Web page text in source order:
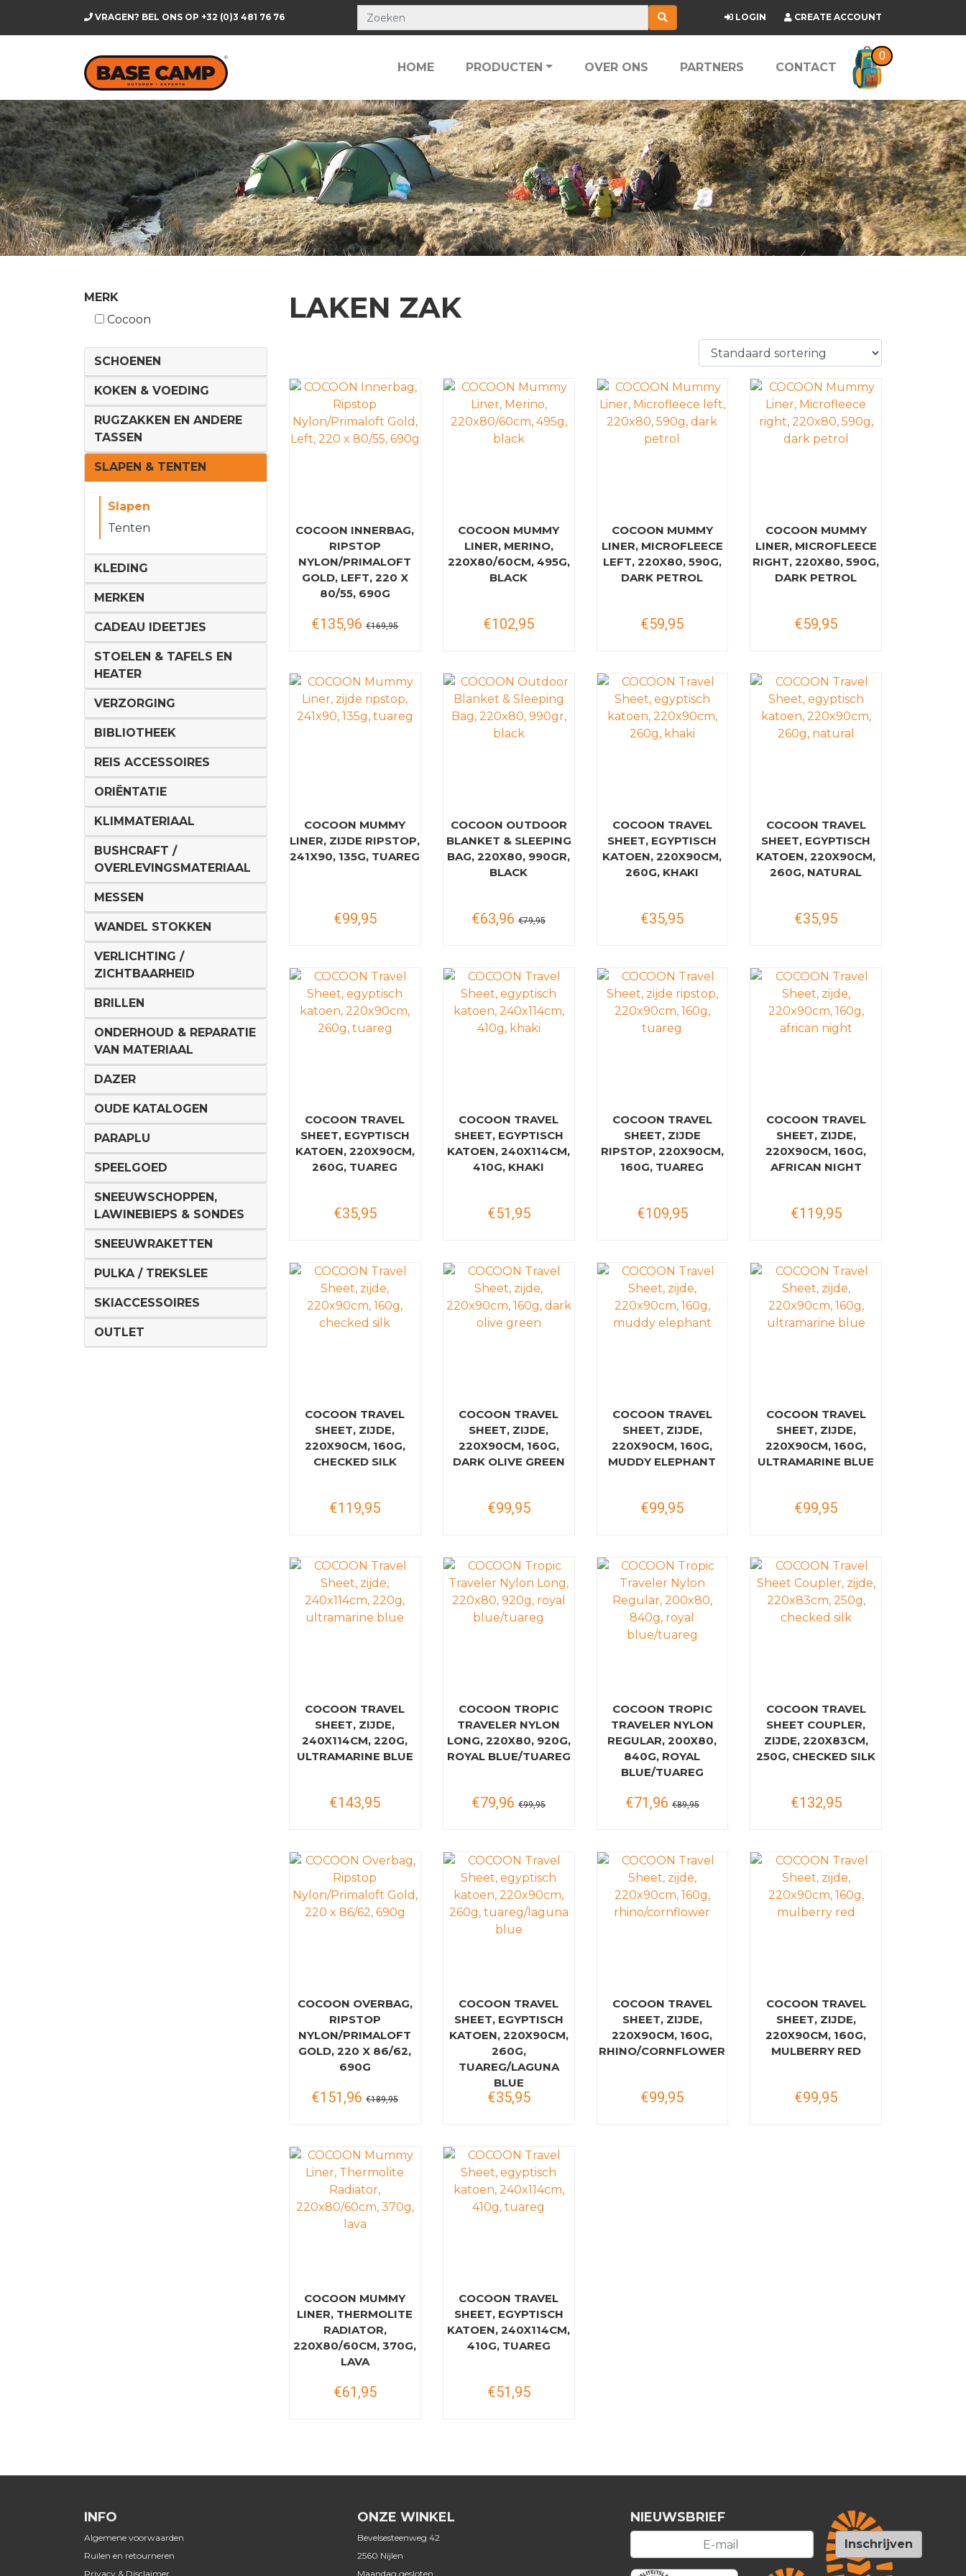
VRAGEN? BEL ONS OP +32 (0)3 481 76 76 LOGIN CREATE ACCOUNT
HOME PRODUCTEN OVER ONS PARTNERS CONTACT
0
MERK
Cocoon
SCHOENEN
KOKEN & VOEDING
RUGZAKKEN EN ANDERE
TASSEN
SLAPEN & TENTEN
Slapen
Tenten
KLEDING
MERKEN
CADEAU IDEETJES
STOELEN & TAFELS EN
HEATER
VERZORGING
BIBLIOTHEEK
REIS ACCESSOIRES
ORIËNTATIE
KLIMMATERIAAL
BUSHCRAFT /
OVERLEVINGSMATERIAAL
MESSEN
WANDEL STOKKEN
VERLICHTING /
ZICHTBAARHEID
BRILLEN
ONDERHOUD & REPARATIE
VAN MATERIAAL
DAZER
OUDE KATALOGEN
PARAPLU
SPEELGOED
SNEEUWSCHOPPEN,
LAWINEBIEPS & SONDES
SNEEUWRAKETTEN
PULKA / TREKSLEE
SKIACCESSOIRES
OUTLET
LAKEN ZAK
COCOON INNERBAG,
RIPSTOP
NYLON/PRIMALOFT
GOLD, LEFT, 220 X
80/55, 690G
€135,96 €169,95
COCOON MUMMY
LINER, MERINO,
220X80/60CM, 495G,
BLACK
€102,95
COCOON MUMMY
LINER, MICROFLEECE
LEFT, 220X80, 590G,
DARK PETROL
€59,95
COCOON MUMMY
LINER, MICROFLEECE
RIGHT, 220X80, 590G,
DARK PETROL
€59,95
COCOON MUMMY
LINER, ZIJDE RIPSTOP,
241X90, 135G, TUAREG
€99,95
COCOON OUTDOOR
BLANKET & SLEEPING
BAG, 220X80, 990GR,
BLACK
€63,96 €79,95
COCOON TRAVEL
SHEET, EGYPTISCH
KATOEN, 220X90CM,
260G, KHAKI
€35,95
COCOON TRAVEL
SHEET, EGYPTISCH
KATOEN, 220X90CM,
260G, NATURAL
€35,95
COCOON TRAVEL
SHEET, EGYPTISCH
KATOEN, 220X90CM,
260G, TUAREG
€35,95
COCOON TRAVEL
SHEET, EGYPTISCH
KATOEN, 240X114CM,
410G, KHAKI
€51,95
COCOON TRAVEL
SHEET, ZIJDE
RIPSTOP, 220X90CM,
160G, TUAREG
€109,95
COCOON TRAVEL
SHEET, ZIJDE,
220X90CM, 160G,
AFRICAN NIGHT
€119,95
COCOON TRAVEL
SHEET, ZIJDE,
220X90CM, 160G,
CHECKED SILK
€119,95
COCOON TRAVEL
SHEET, ZIJDE,
220X90CM, 160G,
DARK OLIVE GREEN
€99,95
COCOON TRAVEL
SHEET, ZIJDE,
220X90CM, 160G,
MUDDY ELEPHANT
€99,95
COCOON TRAVEL
SHEET, ZIJDE,
220X90CM, 160G,
ULTRAMARINE BLUE
€99,95
COCOON TRAVEL
SHEET, ZIJDE,
240X114CM, 220G,
ULTRAMARINE BLUE
€143,95
COCOON TROPIC
TRAVELER NYLON
LONG, 220X80, 920G,
ROYAL BLUE/TUAREG
€79,96 €99,95
COCOON TROPIC
TRAVELER NYLON
REGULAR, 200X80,
840G, ROYAL
BLUE/TUAREG
€71,96 €89,95
COCOON TRAVEL
SHEET COUPLER,
ZIJDE, 220X83CM,
250G, CHECKED SILK
€132,95
COCOON OVERBAG,
RIPSTOP
NYLON/PRIMALOFT
GOLD, 220 X 86/62,
690G
€151,96 €189,95
COCOON TRAVEL
SHEET, EGYPTISCH
KATOEN, 220X90CM,
260G,
TUAREG/LAGUNA
BLUE
€35,95
COCOON TRAVEL
SHEET, ZIJDE,
220X90CM, 160G,
RHINO/CORNFLOWER
€99,95
COCOON TRAVEL
SHEET, ZIJDE,
220X90CM, 160G,
MULBERRY RED
€99,95
COCOON MUMMY
LINER, THERMOLITE
RADIATOR,
220X80/60CM, 370G,
LAVA
€61,95
COCOON TRAVEL
SHEET, EGYPTISCH
KATOEN, 240X114CM,
410G, TUAREG
€51,95
INFO
Algemene voorwaarden
Ruilen en retourneren
Privacy & Disclaimer
ONZE WINKEL
Bevelsesteenweg 42
2560 Nijlen
Maandag gesloten
NIEUWSBRIEF